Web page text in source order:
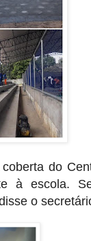
do
à escola.
o